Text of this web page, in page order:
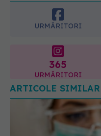
365
ARTICOLE SIMILARE